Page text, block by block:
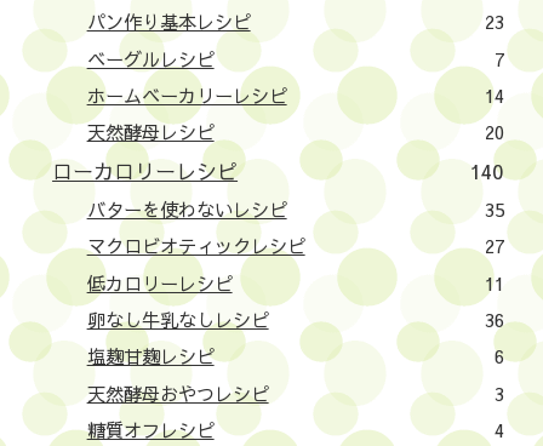
パン作り基本レシピ
23
ベーグルレシピ
7
ホームベーカリーレシピ
14
天然酵母レシピ
20
ローカロリーレシピ 140
バターを使わないレシピ
35
マクロビオティックレシピ
27
低カロリーレシピ
11
卵なし牛乳なしレシピ
36
塩麹甘麹レシピ
6
天然酵母おやつレシピ
3
糖質オフレシピ
4